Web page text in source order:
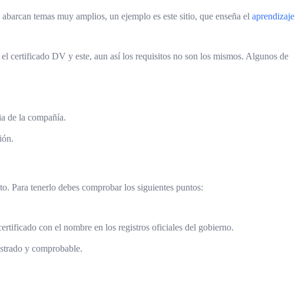
temas muy amplios, un ejemplo es este sitio, que enseña el aprendizaje
certificado DV y este, aun así los requisitos no son los mismos. Algunos de
de la compañía.
Para tenerlo debes comprobar los siguientes puntos:
con el nombre en los registros oficiales del gobierno.
y comprobable.